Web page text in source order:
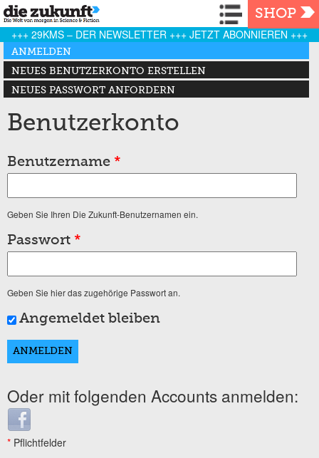
Navigation
SHOP
+++ 29KMS – DER NEWSLETTER +++ JETZT ABONNIEREN +++
Haupt-Reiter
ANMELDEN
(AKTIVER REITER)
NEUES BENUTZERKONTO ERSTELLEN
NEUES PASSWORT ANFORDERN
Benutzerkonto
Benutzername *
Geben Sie Ihren Die Zukunft-Benutzernamen ein.
Passwort *
Geben Sie hier das zugehörige Passwort an.
Angemeldet bleiben
Oder mit folgenden Accounts anmelden:
Login with Facebook
* Pflichtfelder